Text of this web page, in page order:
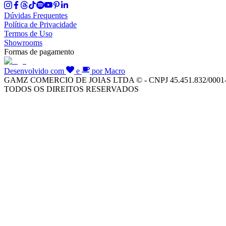
Dúvidas Frequentes
Política de Privacidade
Termos de Uso
Showrooms
Formas de pagamento
Desenvolvido com e
por Macro
GAMZ COMERCIO DE JOIAS LTDA © - CNPJ 45.451.832/
TODOS OS DIREITOS RESERVADOS